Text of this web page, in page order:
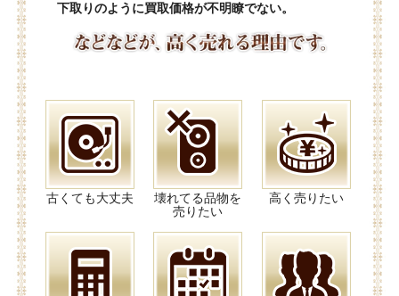
下取りのように買取価格が不明瞭でない。
古くても大丈夫
壊れてる品物を
売りたい
高く売りたい